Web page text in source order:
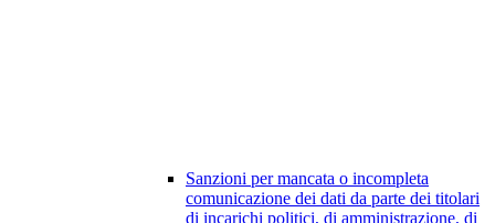
Sanzioni per mancata o incompleta
comunicazione dei dati da parte dei titolari
di incarichi politici, di amministrazione, di